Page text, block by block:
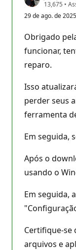
13,675 P
n
o
s
d
e
u
a
ã
•
29 de ago. de
Obrigado
funcionar,
reparo.
Isso
perder seus
ferramenta
Em seguida,
Após o
usando o
Em seguida,
Certifique-se
arquivos e